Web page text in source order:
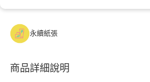
永續紙張
商品詳細說明